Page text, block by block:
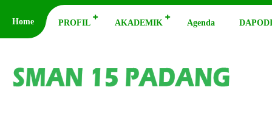
Home PROFIL AKADEMIK Agenda